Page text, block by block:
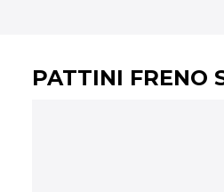
PATTINI FRENO